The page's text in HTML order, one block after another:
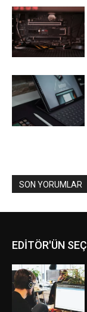
SON YORUMLAR
EDİTÖR'ÜN